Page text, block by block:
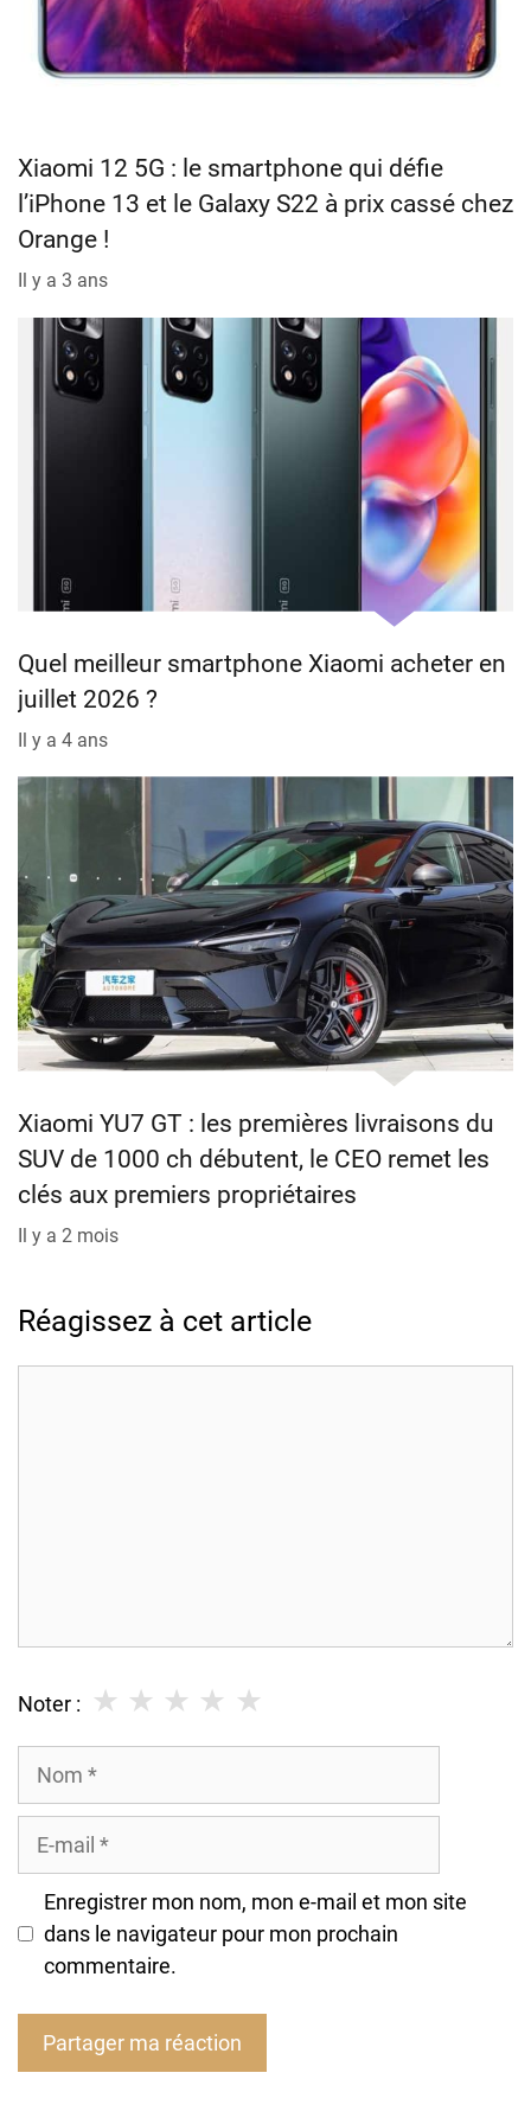
Xiaomi 12 5G : le smartphone qui défie
l’iPhone 13 et le Galaxy S22 à prix cassé chez
Orange !
Il y a 3 ans
Quel meilleur smartphone Xiaomi acheter en
juillet 2026 ?
Il y a 4 ans
Xiaomi YU7 GT : les premières livraisons du
SUV de 1000 ch débutent, le CEO remet les
clés aux premiers propriétaires
Il y a 2 mois
Réagissez à cet article
Noter : ★
★
★
★
★
Enregistrer mon nom, mon e-mail et mon site
dans le navigateur pour mon prochain
commentaire.